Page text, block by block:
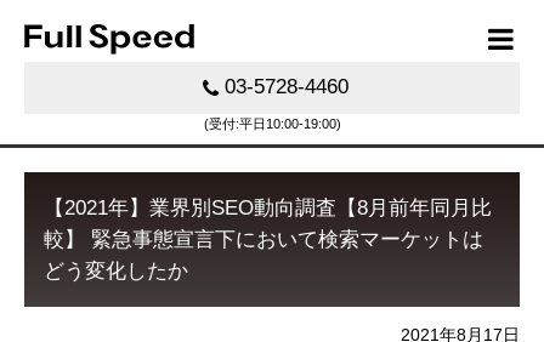
03-5728-4460
(受付:平日10:00-19:00)
【2021年】業界別SEO動向調査【8月前年同月比
較】 緊急事態宣言下において検索マーケットは
どう変化したか
2021年8月17日